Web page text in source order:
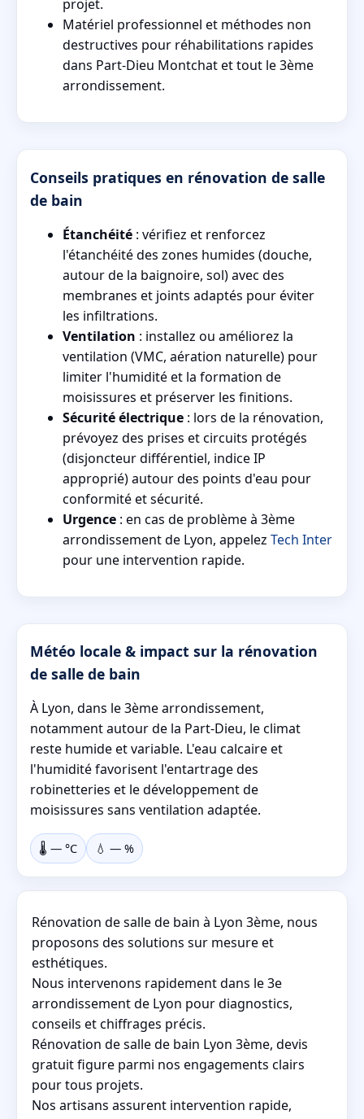
projet.
Matériel professionnel et méthodes non
destructives pour réhabilitations rapides
dans Part-Dieu Montchat et tout le 3ème
arrondissement.
Conseils pratiques en rénovation de salle
de bain
Étanchéité : vérifiez et renforcez
l'étanchéité des zones humides (douche,
autour de la baignoire, sol) avec des
membranes et joints adaptés pour éviter
les infiltrations.
Ventilation : installez ou améliorez la
ventilation (VMC, aération naturelle) pour
limiter l'humidité et la formation de
moisissures et préserver les finitions.
Sécurité électrique : lors de la rénovation,
prévoyez des prises et circuits protégés
(disjoncteur différentiel, indice IP
approprié) autour des points d'eau pour
conformité et sécurité.
Urgence : en cas de problème à 3ème
arrondissement de Lyon, appelez Tech Inter
pour une intervention rapide.
Météo locale & impact sur la rénovation
de salle de bain
À Lyon, dans le 3ème arrondissement,
notamment autour de la Part-Dieu, le climat
reste humide et variable. L'eau calcaire et
l'humidité favorisent l'entartrage des
robinetteries et le développement de
moisissures sans ventilation adaptée.
🌡️ — °C 💧 — %
Rénovation de salle de bain à Lyon 3ème, nous
proposons des solutions sur mesure et
esthétiques.
Nous intervenons rapidement dans le 3e
arrondissement de Lyon pour diagnostics,
conseils et chiffrages précis.
Rénovation de salle de bain Lyon 3ème, devis
gratuit figure parmi nos engagements clairs
pour tous projets.
Nos artisans assurent intervention rapide,